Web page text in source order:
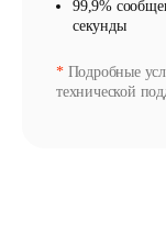
99,9%
секунды
*Подробные
технической